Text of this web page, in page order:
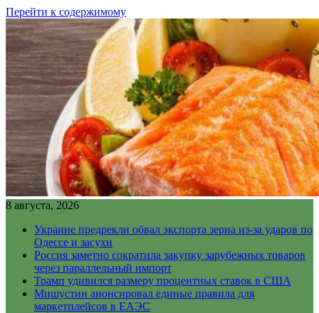
Перейти к содержимому
8 августа, 2026
Украине предрекли обвал экспорта зерна из-за ударов по
Одессе и засухи
Россия заметно сократила закупку зарубежных товаров
через параллельный импорт
Трамп удивился размеру процентных ставок в США
Мишустин анонсировал единые правила для
маркетплейсов в ЕАЭС